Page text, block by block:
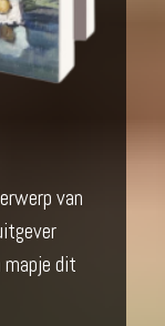
van
dit